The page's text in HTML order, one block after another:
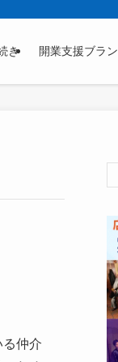
正本ページをご確認く
き 開業支援ブラ
仲介